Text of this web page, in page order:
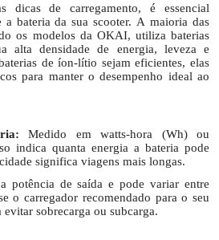
dicas de carregamento, é essencial
a bateria da sua scooter. A maioria das
os modelos da OKAI, utiliza baterias
alta densidade de energia, leveza e
de íon-lítio sejam eficientes, elas
para manter o desempenho ideal ao
Medido em watts-hora (Wh) ou
indica quanta energia a bateria pode
significa viagens mais longas.
potência de saída e pode variar entre
o carregador recomendado para o seu
sobrecarga ou subcarga.